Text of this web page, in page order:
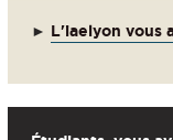
► L'iaelyon vous